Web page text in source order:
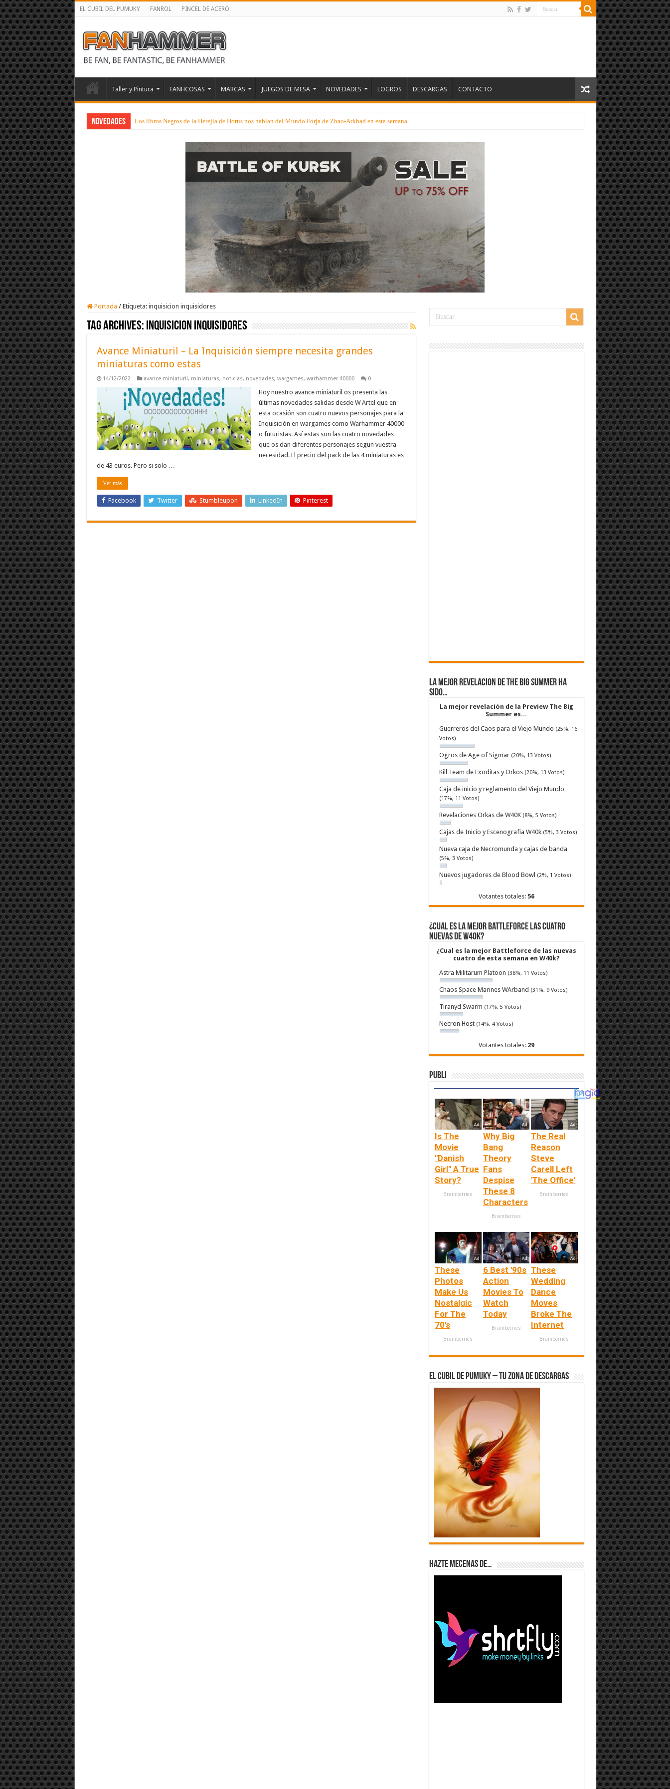
EL CUBIL DEL PUMUKY FANROL PINCEL DE ACERO
Taller y Pintura FANHCOSAS MARCAS JUEGOS DE MESA NOVEDADES LOGROS DESCARGAS CONTACTO
NOVEDADES Los libros Negros de la Herejia de Horus nos hablan del Mundo Forja de Zhao-Arkhad en esta semana
Portada / Etiqueta: inquisicion inquisidores
Tag Archives: inquisicion inquisidores
Avance Miniaturil – La Inquisición siempre necesita grandes
miniaturas como estas
14/12/2022 avance miniaturil, miniaturas, noticias, novedades, wargames, warhammer 40000 0
Hoy nuestro avance miniaturil os presenta las
últimas novedades salidas desde W Artel que en
esta ocasión son cuatro nuevos personajes para la
Inquisición en wargames como Warhammer 40000
o futuristas. Así estas son las cuatro novedades
que os dan diferentes personajes segun vuestra
necesidad. El precio del pack de las 4 miniaturas es
de 43 euros. Pero si solo …
Ver más
Facebook Twitter Stumbleupon LinkedIn Pinterest
La mejor revelacion de The Big Summer ha
sido…
La mejor revelación de la Preview The Big
Summer es...
Guerreros del Caos para el Viejo Mundo (25%, 16
Votos)
Ogros de Age of Sigmar (20%, 13 Votos)
Kill Team de Exoditas y Orkos (20%, 13 Votos)
Caja de inicio y reglamento del Viejo Mundo
(17%, 11 Votos)
Revelaciones Orkas de W40K (8%, 5 Votos)
Cajas de Inicio y Escenografia W40k (5%, 3 Votos)
Nueva caja de Necromunda y cajas de banda
(5%, 3 Votos)
Nuevos jugadores de Blood Bowl (2%, 1 Votos)
Votantes totales: 56
¿Cual es la mejor Battleforce las cuatro
nuevas de W40k?
¿Cual es la mejor Battleforce de las nuevas
cuatro de esta semana en W40k?
Astra Militarum Platoon (38%, 11 Votos)
Chaos Space Marines WArband (31%, 9 Votos)
Tiranyd Swarm (17%, 5 Votos)
Necron Host (14%, 4 Votos)
Votantes totales: 29
Publi
Is The
Movie
"Danish
Girl" A True
Story?
Brainberries
Why Big
Bang
Theory
Fans
Despise
These 8
Characters
Brainberries
The Real
Reason
Steve
Carell Left
'The Office'
Brainberries
These
Photos
Make Us
Nostalgic
For The
70's
Brainberries
6 Best '90s
Action
Movies To
Watch
Today
Brainberries
These
Wedding
Dance
Moves
Broke The
Internet
Brainberries
El Cubil de Pumuky – Tu zona de Descargas
Hazte Mecenas de…